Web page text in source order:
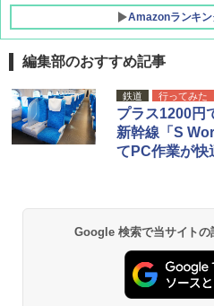
Amazonランキ
D40 地球の歩
力的な町
￥2,079
￥2,695
[キャンパー
プテント 傘
ッとサンシェ
ッシュ 簡単
&ハイキング
PYKES
ト プライバ
人用 折りた
ーチ ピクニ
易 トイレテ
GRANDOOR
026リニュー
コンパクト
￥2,980
BUNDOK(バ
レーム ドー
￥14,800
編集部のおすすめ記事
鉄道 行ってみた
プラス1200
新幹線「S
てPC作業が快
Google 検索で当サイトの